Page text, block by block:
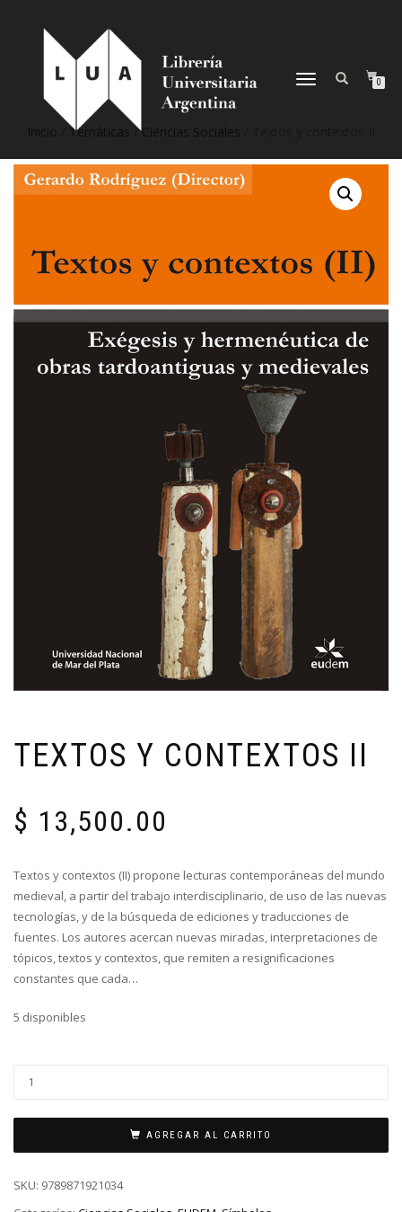
NAVEGACIÓN
0
Temáticas /
TEXTOS Y CONTEXTOS II
$ 13,500.00
Textos y contextos (II) propone lecturas contemporáneas del mundo
medieval, a partir del trabajo interdisciplinario, de uso de las nuevas
tecnologías, y de la búsqueda de ediciones y traducciones de
fuentes. Los autores acercan nuevas miradas, interpretaciones de
tópicos, textos y contextos, que remiten a resignificaciones
constantes que cada…
5 disponibles
AGREGAR AL CARRITO
SKU: 9789871921034